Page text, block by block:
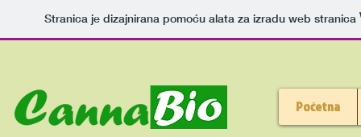
Stranica je dizajnirana pomoću alata za izradu web stranica
Početna